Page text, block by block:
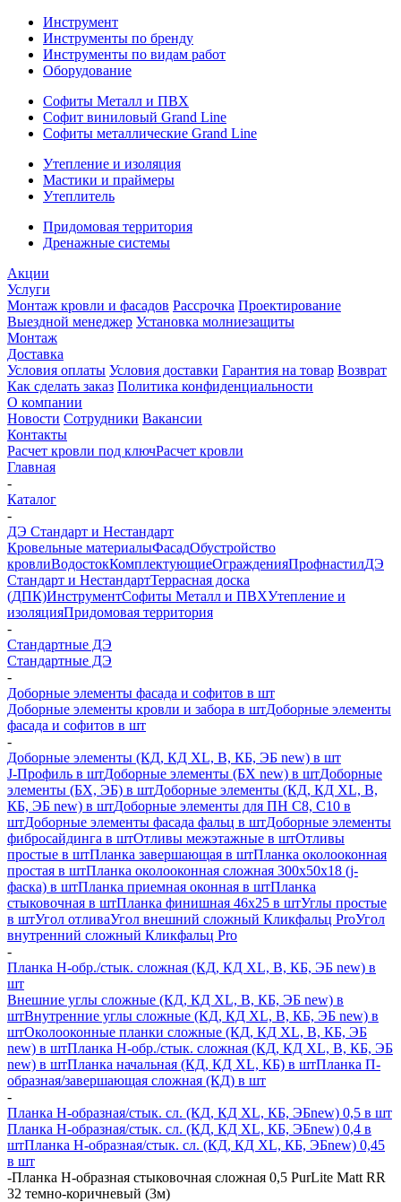
Инструмент
Инструменты по бренду
Инструменты по видам работ
Оборудование
Софиты Металл и ПВХ
Софит виниловый Grand Line
Софиты металлические Grand Line
Утепление и изоляция
Мастики и праймеры
Утеплитель
Придомовая территория
Дренажные системы
Акции
Услуги
Монтаж кровли и фасадов Рассрочка Проектирование
Выездной менеджер Установка молниезащиты
Монтаж
Доставка
Условия оплаты Условия доставки Гарантия на товар Возврат
Как сделать заказ Политика конфиденциальности
О компании
Новости Сотрудники Вакансии
Контакты
Расчет кровли под ключРасчет кровли
Главная
-
Каталог
-
ДЭ Стандарт и Нестандарт
Кровельные материалыФасадОбустройство
кровлиВодостокКомплектующиеОгражденияПрофнастилДЭ
Стандарт и НестандартТеррасная доска
(ДПК)ИнструментСофиты Металл и ПВХУтепление и
изоляцияПридомовая территория
-
Стандартные ДЭ
Стандартные ДЭ
-
Доборные элементы фасада и софитов в шт
Доборные элементы кровли и забора в штДоборные элементы
фасада и софитов в шт
-
Доборные элементы (КД, КД XL, В, КБ, ЭБ new) в шт
J-Профиль в штДоборные элементы (БХ new) в штДоборные
элементы (БХ, ЭБ) в штДоборные элементы (КД, КД XL, В,
КБ, ЭБ new) в штДоборные элементы для ПН С8, С10 в
штДоборные элементы фасада фальц в штДоборные элементы
фибросайдинга в штОтливы межэтажные в штОтливы
простые в штПланка завершающая в штПланка околооконная
простая в штПланка околооконная сложная 300х50х18 (j-
фаска) в штПланка приемная оконная в штПланка
стыковочная в штПланка финишная 46х25 в штУглы простые
в штУгол отливаУгол внешний сложный Кликфальц ProУгол
внутренний сложный Кликфальц Pro
-
Планка H-обр./стык. сложная (КД, КД XL, В, КБ, ЭБ new) в
шт
Внешние углы сложные (КД, КД XL, В, КБ, ЭБ new) в
штВнутренние углы сложные (КД, КД XL, В, КБ, ЭБ new) в
штОколооконные планки сложные (КД, КД XL, В, КБ, ЭБ
new) в штПланка H-обр./стык. сложная (КД, КД XL, В, КБ, ЭБ
new) в штПланка начальная (КД, КД XL, КБ) в штПланка П-
образная/завершающая сложная (КД) в шт
-
Планка H-образная/стык. сл. (КД, КД XL, КБ, ЭБnew) 0,5 в шт
Планка H-образная/стык. сл. (КД, КД XL, КБ, ЭБnew) 0,4 в
штПланка H-образная/стык. сл. (КД, КД XL, КБ, ЭБnew) 0,45
в шт
-Планка Н-образная стыковочная сложная 0,5 PurLite Matt RR
32 темно-коричневый (3м)